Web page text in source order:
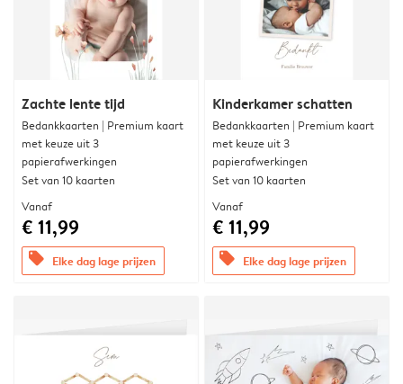
Zachte lente tijd
Bedankkaarten | Premium kaart
met keuze uit 3
papierafwerkingen
Set van 10 kaarten
Vanaf
€ 11,99
offers Elke dag lage prijzen
Kinderkamer schatten
Bedankkaarten | Premium kaart
met keuze uit 3
papierafwerkingen
Set van 10 kaarten
Vanaf
€ 11,99
offers Elke dag lage prijzen